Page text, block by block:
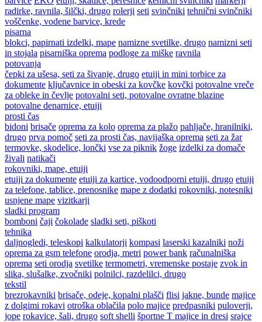
radirke, ravnila, šilčki, drugo rolerji seti svinčniki tehnični svinčniki
voščenke, vodene barvice, krede
pisarna
blokci, papirnati izdelki, mape namizne svetilke, drugo namizni seti
in stojala pisarniška oprema podloge za miške ravnila
potovanja
čepki za ušesa, seti za šivanje, drugo etuiji in mini torbice za
dokumente ključavnice in obeski za kovčke kovčki potovalne vreče
za obleke in čevlje potovalni seti, potovalne ovratne blazine
potovalne denarnice, etuiji
prosti čas
bidoni brisače oprema za kolo oprema za plažo pahljače, hranilniki,
drugo prva pomoč seti za prosti čas, navijaška oprema seti za žar
termovke, skodelice, lončki vse za piknik žoge izdelki za domače
živali natikači
rokovniki, mape, etuiji
etuiji za dokumente etuiji za kartice, vodoodporni etuiji, drugo etuiji
za telefone, tablice, prenosnike mape z dodatki rokovniki, notesniki
usnjene mape vizitkarji
sladki program
bomboni čaji čokolade sladki seti, piškoti
tehnika
daljnogledi, teleskopi kalkulatorji kompasi laserski kazalniki noži
oprema za gsm telefone orodja, metri power bank računalniška
oprema seti orodja svetilke termometri, vremenske postaje zvok in
slika, slušalke, zvočniki polnilci, razdelilci, drugo
tekstil
brezrokavniki brisače, odeje, kopalni plašči flisi jakne, bunde majice
z dolgimi rokavi otroška oblačila polo majice predpasniki puloverji,
jope rokavice, šali, drugo soft shelli športne T majice in dresi srajce